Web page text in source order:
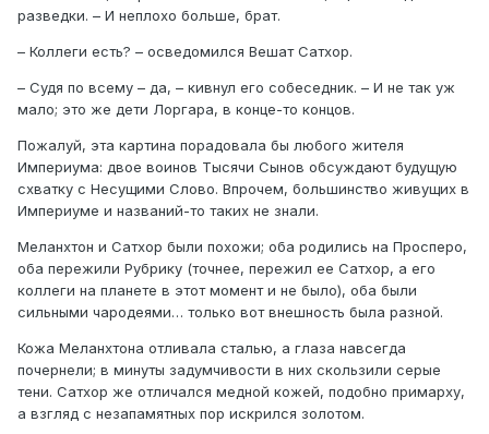
разведки. – И неплохо больше, брат.
– Коллеги есть? – осведомился Вешат Сатхор.
– Судя по всему – да, – кивнул его собеседник. – И не так уж
мало; это же дети Лоргара, в конце-то концов.
Пожалуй, эта картина порадовала бы любого жителя
Империума: двое воинов Тысячи Сынов обсуждают будущую
схватку с Несущими Слово. Впрочем, большинство живущих в
Империуме и названий-то таких не знали.
Меланхтон и Сатхор были похожи; оба родились на Просперо,
оба пережили Рубрику (точнее, пережил ее Сатхор, а его
коллеги на планете в этот момент и не было), оба были
сильными чародеями… только вот внешность была разной.
Кожа Меланхтона отливала сталью, а глаза навсегда
почернели; в минуты задумчивости в них скользили серые
тени. Сатхор же отличался медной кожей, подобно примарху,
а взгляд с незапамятных пор искрился золотом.